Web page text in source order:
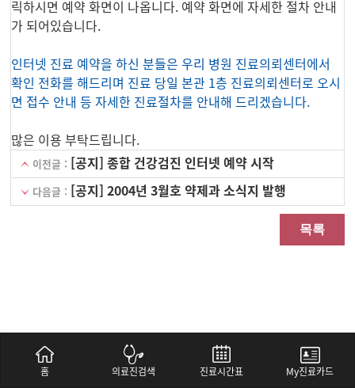
릭하시면 예약 화면이 나옵니다. 예약 화면에 자세한 절차 안내
가 되어있습니다.
인터넷 진료 예약을 하신 분들은 우리 병원 진료의뢰센터에서
확인 전화를 해드리며 진료 당일 본관 1층 진료의뢰센터로 오시
면 접수 안내 등 자세한 진료절차를 안내해 드리겠습니다.
많은 이용 부탁드립니다.
이전글 : [공지] 종합 건강검진 인터넷 예약 시작
다음글 : [공지] 2004년 3월호 약제과 소식지 발행
목록
홈 의료진검색 진료시간표 My진료카드